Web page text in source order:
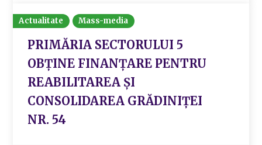
Actualitate Mass-media
PRIMĂRIA SECTORULUI 5
OBȚINE FINANȚARE PENTRU
REABILITAREA ȘI
CONSOLIDAREA GRĂDINIȚEI
NR. 54